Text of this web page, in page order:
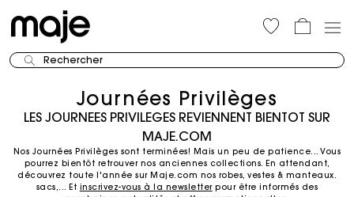
Rechercher
Journées Privilèges
LES JOURNEES PRIVILEGES REVIENNENT BIENTOT SUR
MAJE.COM
Nos Journées Privilèges sont terminées! Mais un peu de patience... Vous
pourrez bientôt retrouver nos anciennes collections. En attendant,
découvrez toute l'année sur Maje.com nos robes, vestes & manteaux.
sacs,... Et inscrivez-vous à la newsletterpour être informés des